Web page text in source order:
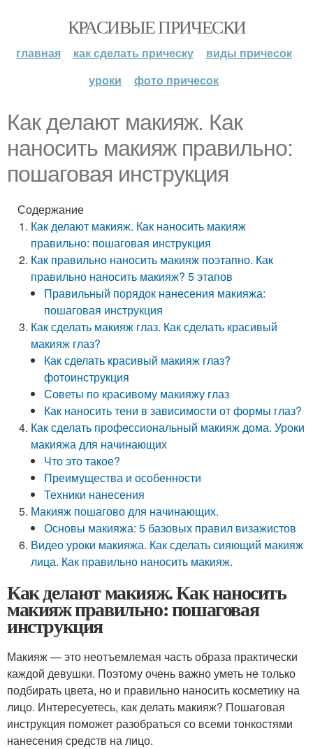
КРАСИВЫЕ ПРИЧЕСКИ
главная как сделать прическу
виды причесок
уроки
фото причесок
Как делают макияж. Как
наносить макияж правильно:
пошаговая инструкция
Содержание
Как делают макияж. Как наносить макияж
правильно: пошаговая инструкция
Как правильно наносить макияж поэтапно. Как
правильно наносить макияж? 5 этапов
Правильный порядок нанесения макияжа:
пошаговая инструкция
Как сделать макияж глаз. Как сделать красивый
макияж глаз?
Как сделать красивый макияж глаз?
фотоинструкция
Советы по красивому макияжу глаз
Как наносить тени в зависимости от формы глаз?
Как сделать профессиональный макияж дома. Уроки
макияжа для начинающих
Что это такое?
Преимущества и особенности
Техники нанесения
Макияж пошагово для начинающих.
Основы макияжа: 5 базовых правил визажистов
Видео уроки макияжа. Как сделать сияющий макияж
лица. Как правильно наносить макияж.
Как делают макияж. Как наносить
макияж правильно: пошаговая
инструкция
Макияж — это неотъемлемая часть образа практически
каждой девушки. Поэтому очень важно уметь не только
подбирать цвета, но и правильно наносить косметику на
лицо. Интересуетесь, как делать макияж? Пошаговая
инструкция поможет разобраться со всеми тонкостями
нанесения средств на лицо.